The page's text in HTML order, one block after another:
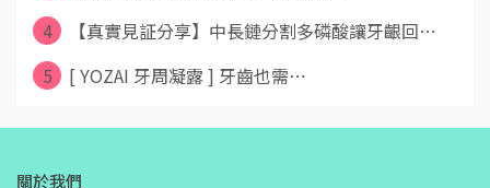
4
【真實見証分享】中長鏈分割多磷酸讓牙齦回⋯
5
[ YOZAI 牙周凝露 ] 牙齒也需⋯
關於我們